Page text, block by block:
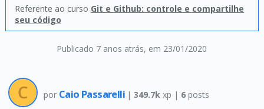
Publicado 7 anos atrás, em 23/01/2020
Referente ao curso Git e Github: controle e compartilhe
seu código
por Caio Passarelli |349.7k xp | 6 posts